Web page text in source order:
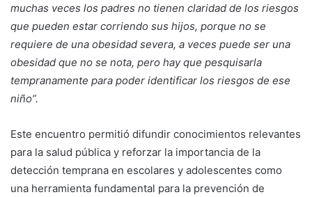
muchas veces los padres no tienen claridad de los riesgos
que pueden estar corriendo sus hijos, porque no se
requiere de una obesidad severa, a veces puede ser una
obesidad que no se nota, pero hay que pesquisarla
tempranamente para poder identificar los riesgos de ese
niño”.
Este encuentro permitió difundir conocimientos relevantes
para la salud pública y reforzar la importancia de la
detección temprana en escolares y adolescentes como
una herramienta fundamental para la prevención de